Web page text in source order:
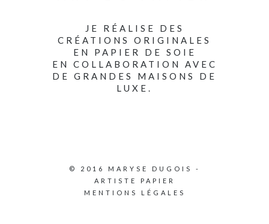
JE RÉALISE DES
CRÉATIONS ORIGINALES
EN PAPIER DE SOIE
EN COLLABORATION AVEC
DE GRANDES MAISONS DE
LUXE.
© 2016 MARYSE DUGOIS -
ARTISTE PAPIER
MENTIONS LÉGALES